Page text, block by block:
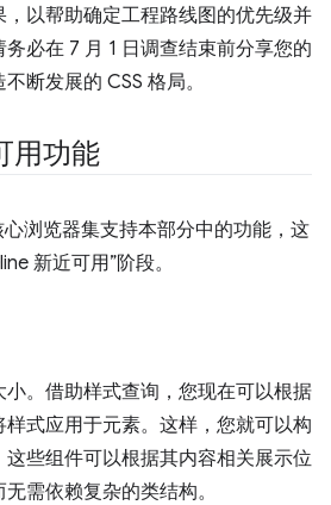
以帮助确定工程路线图的优先级并
必在 7 月 1 日调查结束前分享您的
断发展的 CSS 格局。
用功能
浏览器集支持本部分中的功能，这
新近可用”阶段。
。借助样式查询，您现在可以根据
式应用于元素。这样，您就可以构
些组件可以根据其内容相关展示位
需依赖复杂的类结构。